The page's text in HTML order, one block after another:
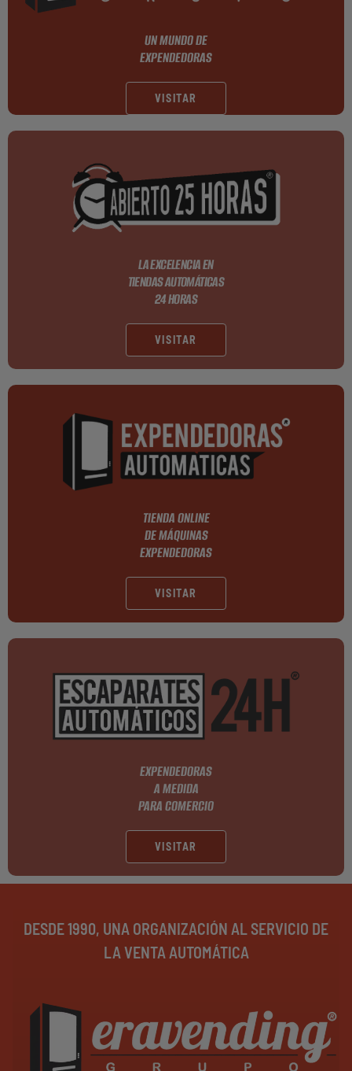
UN MUNDO DE
EXPENDEDORAS
VISITAR
LA EXCELENCIA EN
TIENDAS AUTOMÁTICAS
24 HORAS
VISITAR
TIENDA ONLINE
DE MÁQUINAS
EXPENDEDORAS
VISITAR
EXPENDEDORAS
A MEDIDA
PARA COMERCIO
VISITAR
DESDE 1990, UNA ORGANIZACIÓN AL SERVICIO DE
LA VENTA AUTOMÁTICA